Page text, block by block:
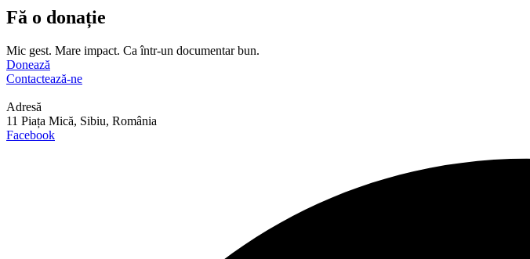
Fă o donație
Mic gest. Mare impact. Ca într-un documentar bun.
Donează
Contactează-ne
Adresă
11 Piața Mică, Sibiu, România
Facebook